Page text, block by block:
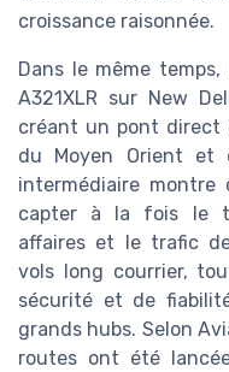
croissance raisonnée.
Dans le même
A321XLR sur New
créant un pont direct
du Moyen Orient et
intermédiaire montre
capter à la fois le
affaires et le trafic
vols long courrier,
sécurité et de
grands hubs. Selon
routes ont été